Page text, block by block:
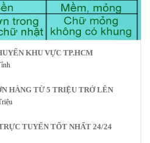
KHU VỰC TP.HCM
HÀNG TỪ 5 TRIỆU TRỞ LÊN
TUYẾN TỐT NHẤT 24/24